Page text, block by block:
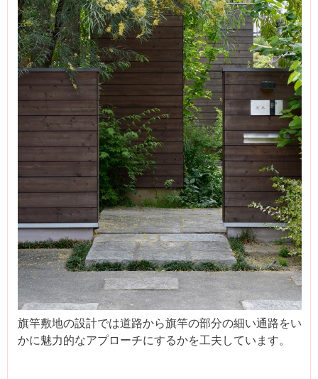
旗竿敷地の設計では道路から旗竿の部分の細い通路をい
かに魅力的なアプローチにするかを工夫しています。